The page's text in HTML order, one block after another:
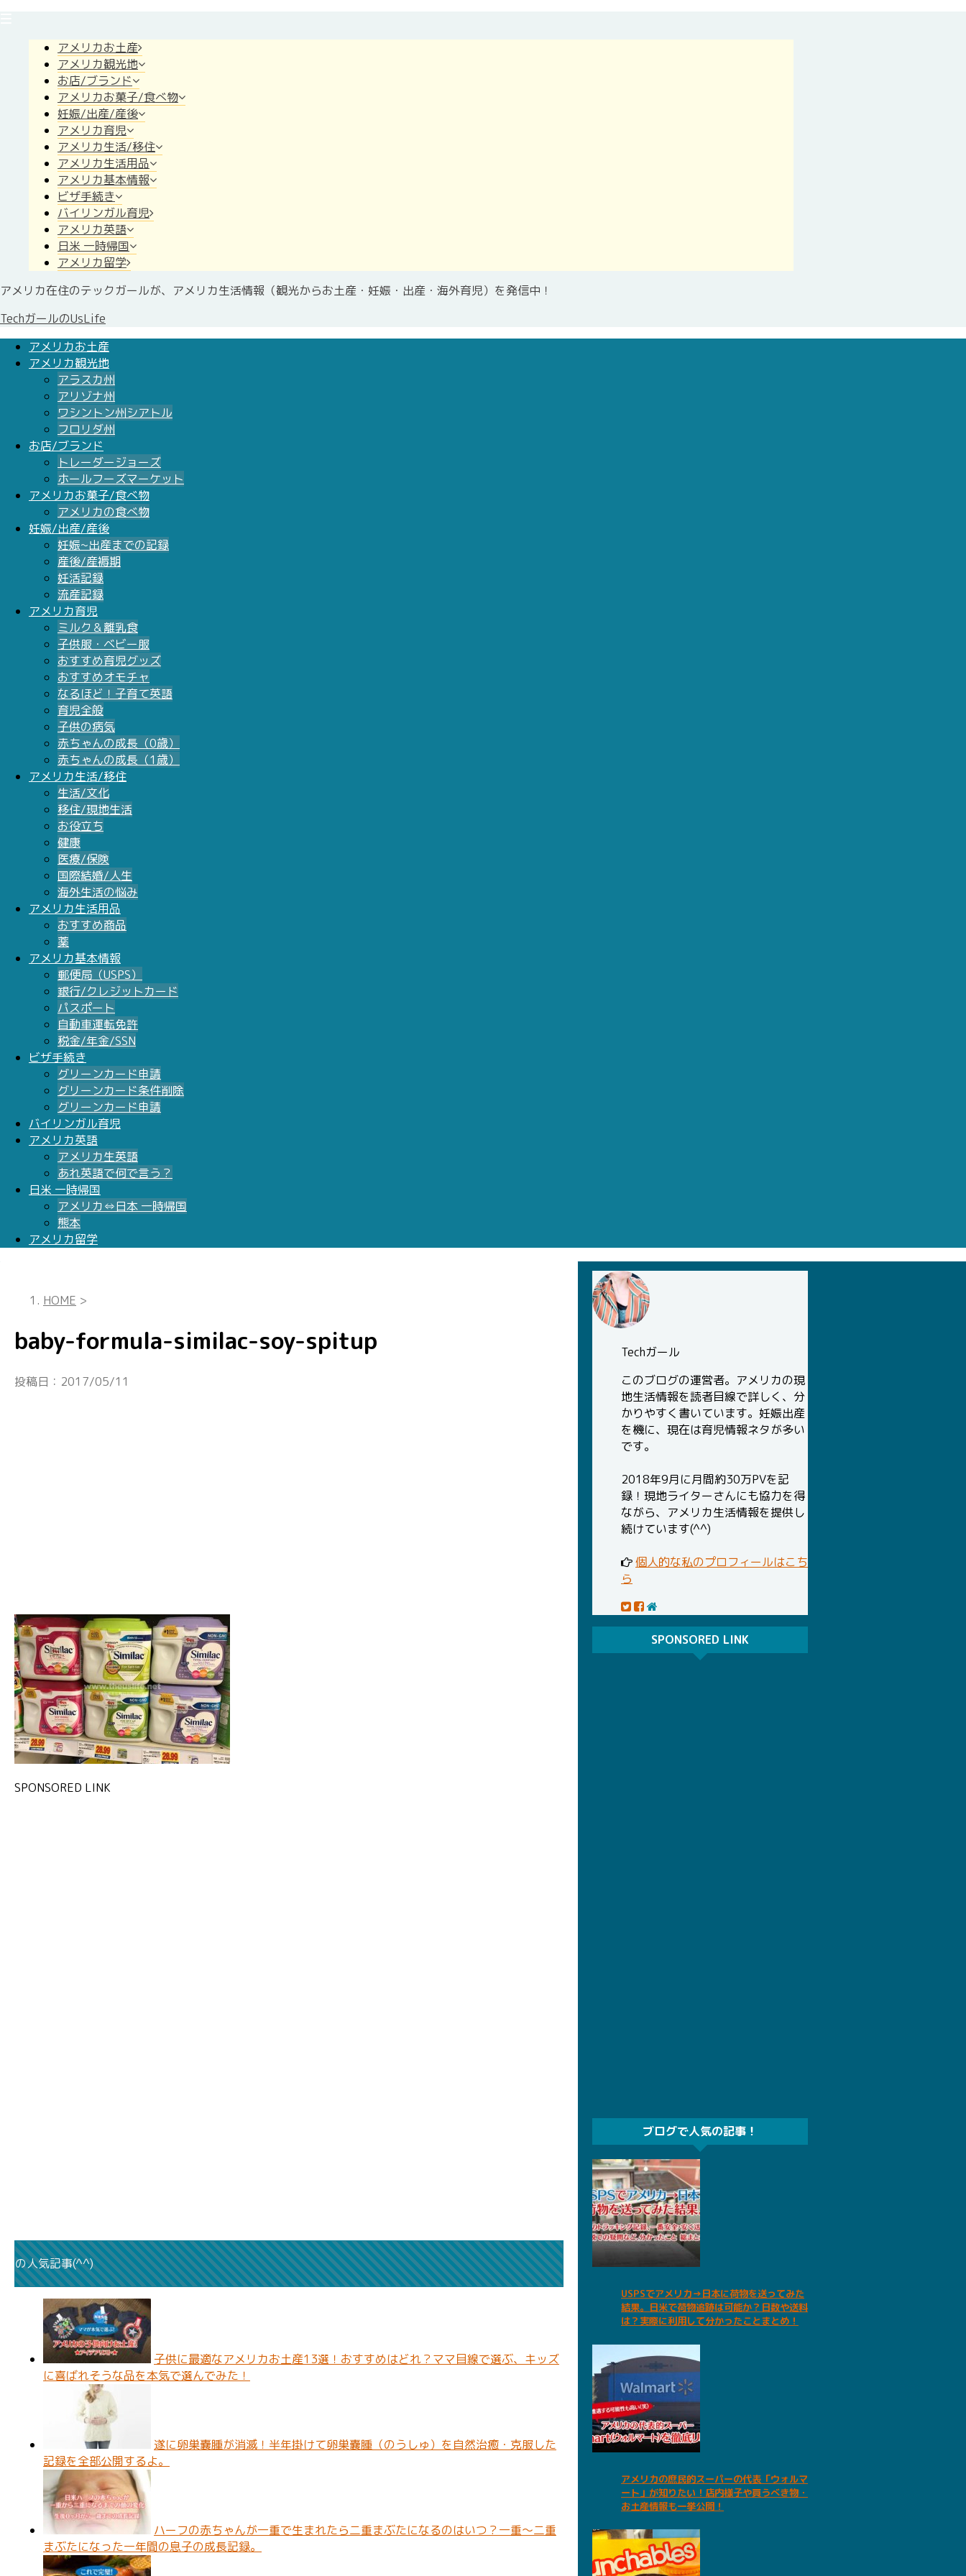
アメリカお土産
アメリカ観光地
お店/ブランド
アメリカお菓子/食べ物
妊娠/出産/産後
アメリカ育児
アメリカ生活/移住
アメリカ生活用品
アメリカ基本情報
ビザ手続き
バイリンガル育児
アメリカ英語
日米 一時帰国
アメリカ留学
アメリカ在住のテックガールが、アメリカ生活情報（観光からお土産・妊娠・出産・海外育児）を発信中！
TechガールのUsLife
アメリカお土産
アメリカ観光地
アラスカ州
アリゾナ州
ワシントン州シアトル
フロリダ州
お店/ブランド
トレーダージョーズ
ホールフーズマーケット
アメリカお菓子/食べ物
アメリカの食べ物
妊娠/出産/産後
妊娠~出産までの記録
産後/産褥期
妊活記録
流産記録
アメリカ育児
ミルク＆離乳食
子供服・ベビー服
おすすめ育児グッズ
おすすめオモチャ
なるほど！子育て英語
育児全般
子供の病気
赤ちゃんの成長（0歳）
赤ちゃんの成長（1歳）
アメリカ生活/移住
生活/文化
移住/現地生活
お役立ち
健康
医療/保険
国際結婚/人生
海外生活の悩み
アメリカ生活用品
おすすめ商品
薬
アメリカ基本情報
郵便局（USPS）
銀行/クレジットカード
パスポート
自動車運転免許
税金/年金/SSN
ビザ手続き
グリーンカード申請
グリーンカード条件削除
グリーンカード申請
バイリンガル育児
アメリカ英語
アメリカ生英語
あれ英語で何で言う？
日米 一時帰国
アメリカ⇔日本 一時帰国
熊本
アメリカ留学
HOME >
baby-formula-similac-soy-spitup
投稿日： 2017/05/11
SPONSORED LINK
の人気記事(^^)
子供に最適なアメリカお土産13選！おすすめはどれ？ママ目線で選ぶ、キッズ
に喜ばれそうな品を本気で選んでみた！
遂に卵巣嚢腫が消滅！半年掛けて卵巣嚢腫（のうしゅ）を自然治癒・克服した
記録を全部公開するよ。
ハーフの赤ちゃんが一重で生まれたら二重まぶたになるのはいつ？一重〜二重
まぶたになった一年間の息子の成長記録。
Techガール
このブログの運営者。アメリカの現
地生活情報を読者目線で詳しく、分
かりやすく書いています。妊娠出産
を機に、現在は育児情報ネタが多い
です。
2018年9月に月間約30万PVを記
録！現地ライターさんにも協力を得
ながら、アメリカ生活情報を提供し
続けています(^^)
個人的な私のプロフィールはこち
ら
SPONSORED LINK
ブログで人気の記事！
USPSでアメリカ→日本に荷物を送ってみた
結果。日米で荷物追跡は可能か？日数や送料
は？実際に利用して分かったことまとめ！
アメリカの庶民的スーパーの代表「ウォルマ
ート」が知りたい！店内様子や買うべき物・
お土産情報も一挙公開！